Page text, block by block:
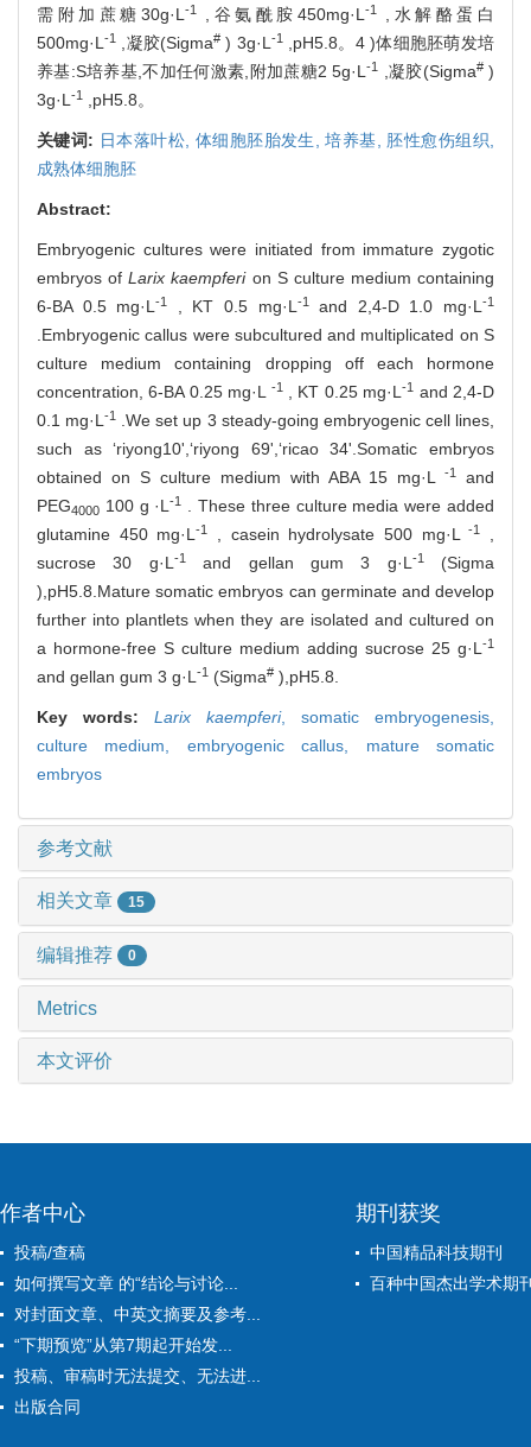
需附加蔗糖30g·L -1,谷氨酰胺450mg·L -1,水解酪蛋白
500mg·L -1 ,凝胶(Sigma# ) 3g·L -1,pH5.8。4 )体细胞胚萌发培
养基:S培养基,不加任何激素,附加蔗糖2 5g·L-1 ,凝胶(Sigma#)
3g·L -1 ,pH5.8。
关键词: 日本落叶松, 体细胞胚胎发生,培养基,
胚性愈伤组织,
成熟体细胞胚
Abstract:
Embryogenic cultures were initiated from immature zygotic
embryos ofLarix kaempferion S culture medium containing
6-BA 0.5 mg·L-1 , KT 0.5 mg·L -1and 2,4-D 1.0 mg·L-1
.Embryogenic callus were subcultured and multiplicated on S
culture medium containing dropping off each hormone
concentration, 6-BA 0.25 mg·L
-1, KT 0.25 mg·L-1 and 2,4-D
0.1 mg·L-1
.We set up 3 steady-going embryogenic cell lines,
such as ‘riyong10',‘riyong 69',‘ricao 34'.Somatic embryos
obtained on S culture medium with ABA 15 mg·L
-1
and
PEG4000 100 g ·L-1
. These three culture media were added
glutamine 450 mg·L-1 , casein hydrolysate 500 mg·L-1
sucrose 30 g·L -1and gellan gum 3 g·L -1(Sigma
),pH5.8.Mature somatic embryos can germinate and develop
further into plantlets when they are isolated and cultured on
a hormone-free S culture medium adding sucrose 25 g·L -1
and gellan gum 3 g·L -1 (Sigma# ),pH5.8.
Key words: Larix kaempferi, somatic embryogenesis,
culture medium, embryogenic callus, mature somatic
embryos
参考文献
相关文章 15
编辑推荐 0
Metrics
本文评价
作者中心
投稿/查稿
如何撰写文章 的“结论与讨论...
对封面文章、中英文摘要及参考...
“下期预览”从第7期起开始发...
投稿、审稿时无法提交、无法进...
出版合同
期刊获奖
中国精品科技期刊
百种中国杰出学术期